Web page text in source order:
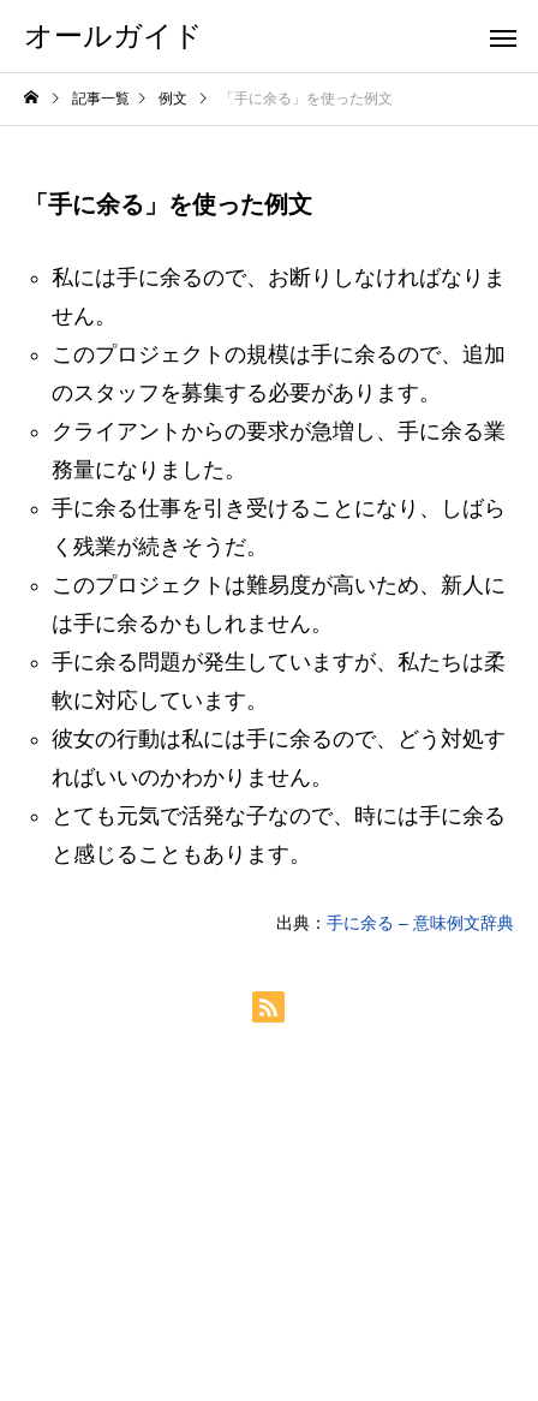
オールガイド
記事一覧 例文 「手に余る」を使った例文
「手に余る」を使った例文
私には手に余るので、お断りしなければなりま
せん。
このプロジェクトの規模は手に余るので、追加
のスタッフを募集する必要があります。
クライアントからの要求が急増し、手に余る業
務量になりました。
手に余る仕事を引き受けることになり、しばら
く残業が続きそうだ。
このプロジェクトは難易度が高いため、新人に
は手に余るかもしれません。
手に余る問題が発生していますが、私たちは柔
軟に対応しています。
彼女の行動は私には手に余るので、どう対処す
ればいいのかわかりません。
とても元気で活発な子なので、時には手に余る
と感じることもあります。
出典： 手に余る – 意味例文辞典